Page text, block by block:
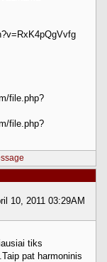
file.php?
file.php?
10, 2011 03:29AM
tiks
pat harmoninis